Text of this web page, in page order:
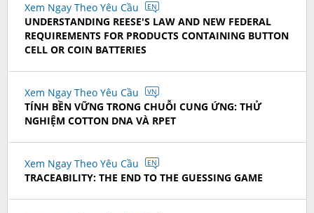
Xem Ngay Theo Yêu Cầu EN
UNDERSTANDING REESE'S LAW AND NEW FEDERAL
REQUIREMENTS FOR PRODUCTS CONTAINING BUTTON
CELL OR COIN BATTERIES
Xem Ngay Theo Yêu Cầu VN
TÍNH BỀN VỮNG TRONG CHUỖI CUNG ỨNG: THỬ
NGHIỆM COTTON DNA VÀ RPET
Xem Ngay Theo Yêu Cầu EN
TRACEABILITY: THE END TO THE GUESSING GAME